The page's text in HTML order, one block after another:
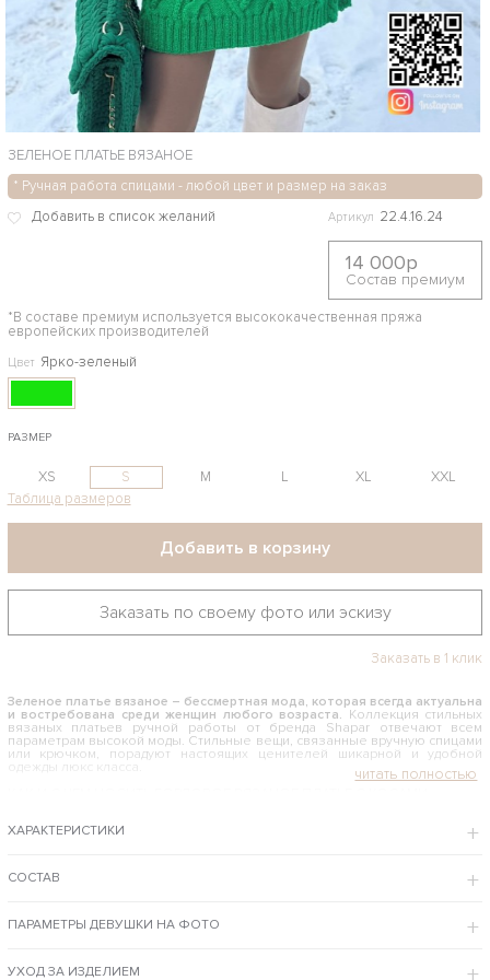
ЗЕЛЕНОЕ ПЛАТЬЕ ВЯЗАНОЕ
* Ручная работа спицами - любой цвет и размер на заказ
Артикул 22.4.16.24
14 000р
Состав премиум
*В составе премиум используется высококачественная пряжа
европейских производителей
Цвет Ярко-зеленый
РАЗМЕР
XS S M L XL
XXL
Таблица размеров
Добавить в корзину
Заказать по своему фото или эскизу
Заказать в 1 клик
Зеленое платье вязаное – бессмертная мода, которая всегда актуальна
и востребована среди женщин любого возраста. Коллекция стильных
вязаных платьев ручной работы от бренда Shapar отвечают всем
параметрам высокой моды. Стильные вещи, связанные вручную спицами
или крючком, порадуют настоящих ценителей шикарной и удобной
одежды люкс класса.
Мягкое, красивое, стильное изделие из качественной пряжи согреет в
одевать на романтическое свидание. И при этом вы всегда будете
выглядеть ярко и эффектно. В качестве обуви лучше отдать
ХАРАКТЕРИСТИКИ
СОСТАВ
ПАРАМЕТРЫ ДЕВУШКИ НА ФОТО
УХОД ЗА ИЗДЕЛИЕМ